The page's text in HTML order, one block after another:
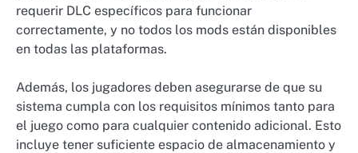
requerir DLC específicos para funcionar
correctamente, y no todos los mods están disponibles
en todas las plataformas.
Además, los jugadores deben asegurarse de que su
sistema cumpla con los requisitos mínimos tanto para
el juego como para cualquier contenido adicional. Esto
incluye tener suficiente espacio de almacenamiento y